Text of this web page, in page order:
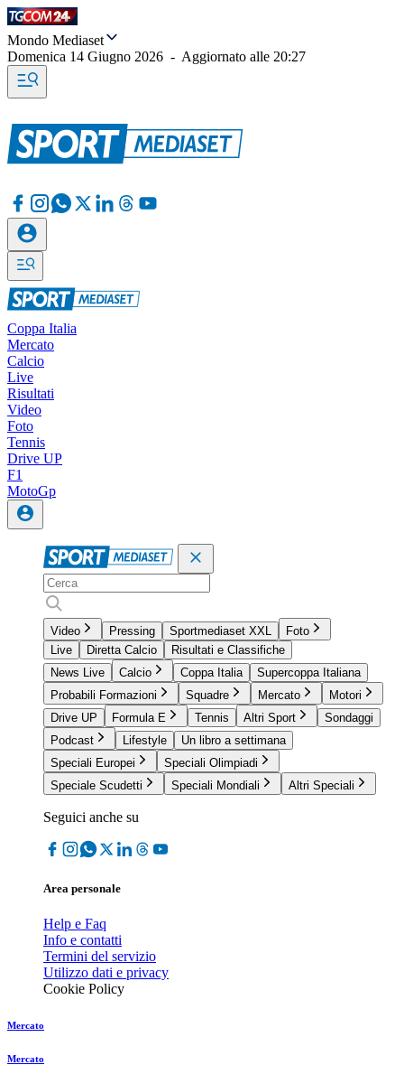
Mondo Mediaset
Domenica 14 Giugno 2026 - Aggiornato alle 20:27
Coppa Italia
Mercato
Calcio
Live
Risultati
Video
Foto
Tennis
Drive UP
F1
MotoGp
Video Pressing Sportmediaset XXL
Foto
Live
Diretta Calcio
Risultati e Classifiche
News Live
Calcio Coppa Italia
Supercoppa Italiana
Probabili Formazioni
Squadre Mercato
Motori
Drive UP
Formula E Tennis Altri Sport
Sondaggi
Podcast
Lifestyle
Un libro a settimana
Speciali Europei
Speciali Olimpiadi
Speciale Scudetti
Speciali Mondiali Altri Speciali
Seguici anche su
Area personale
Help e Faq
Info e contatti
Termini del servizio
Utilizzo dati e privacy
Cookie Policy
Mercato
Mercato